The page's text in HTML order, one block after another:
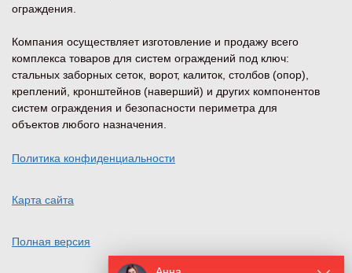
ограждения.
Компания осуществляет изготовление и продажу всего
комплекса товаров для систем ограждений под ключ:
стальных заборных сеток, ворот, калиток, столбов (опор),
креплений, кронштейнов (наверший) и других компонентов
систем ограждения и безопасности периметра для
объектов любого назначения.
Политика конфиденциальности
Карта сайта
Полная версия